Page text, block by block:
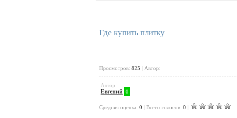
Где купить плитку
Просмотров: 825 Автор:
Автор:
Евгений 0
Cредняя оценка: 0 Всего голосов: 0